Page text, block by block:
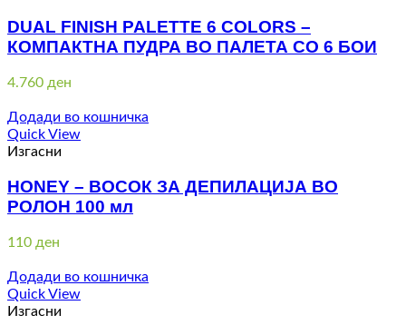
DUAL FINISH PALETTE 6 COLORS –
КОМПАКТНА ПУДРА ВО ПАЛЕТА СО 6 БОИ
4.760 ден
Додади во кошничка
Quick View
Изгасни
HONEY – ВОСОК ЗА ДЕПИЛАЦИЈА ВО
РОЛОН 100 мл
110 ден
Додади во кошничка
Quick View
Изгасни